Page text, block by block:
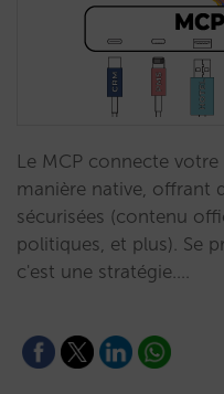
Le MCP connecte
manière native, offrant
sécurisées (contenu
politiques, et plus). Se
c'est une stratégie.…